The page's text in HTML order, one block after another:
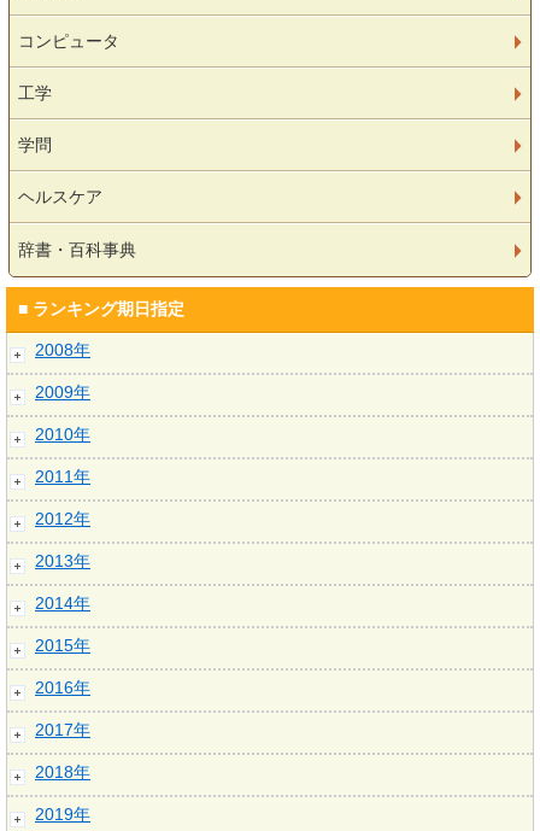
コンピュータ
工学
学問
ヘルスケア
辞書・百科事典
■ ランキング期日指定
2008年
2009年
2010年
2011年
2012年
2013年
2014年
2015年
2016年
2017年
2018年
2019年